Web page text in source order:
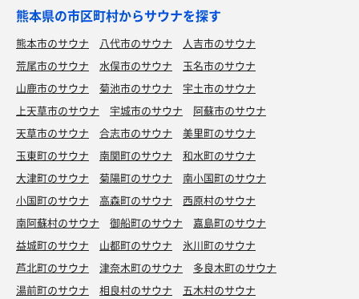
熊本県の市区町村からサウナを探す
熊本市のサウナ 八代市のサウナ
人吉市のサウナ
荒尾市のサウナ
水俣市のサウナ
玉名市のサウナ
山鹿市のサウナ
菊池市のサウナ
宇土市のサウナ
上天草市のサウナ
宇城市のサウナ
阿蘇市のサウナ
天草市のサウナ
合志市のサウナ
美里町のサウナ
玉東町のサウナ
南関町のサウナ
和水町のサウナ
大津町のサウナ
菊陽町のサウナ
南小国町のサウナ
小国町のサウナ
高森町のサウナ
西原村のサウナ
南阿蘇村のサウナ
御船町のサウナ
嘉島町のサウナ
益城町のサウナ
山都町のサウナ
氷川町のサウナ
芦北町のサウナ
津奈木町のサウナ
多良木町のサウナ
湯前町のサウナ
相良村のサウナ
五木村のサウナ